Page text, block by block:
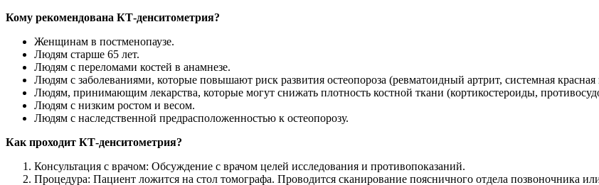
Кому рекомендована КТ-денситометрия?
Женщинам в постменопаузе.
Людям старше 65 лет.
Людям с переломами костей в анамнезе.
Людям с заболеваниями, которые повышают риск развития остеопороза (ревматоидный артрит, системная
Людям, принимающим лекарства, которые могут снижать плотность костной ткани (кортикостероиды,
Людям с низким ростом и весом.
Людям с наследственной предрасположенностью к остеопорозу.
Как проходит КТ-денситометрия?
Консультация с врачом: Обсуждение с врачом целей исследования и противопоказаний.
Процедура: Пациент ложится на стол томографа. Проводится сканирование поясничного отдела позвоночника